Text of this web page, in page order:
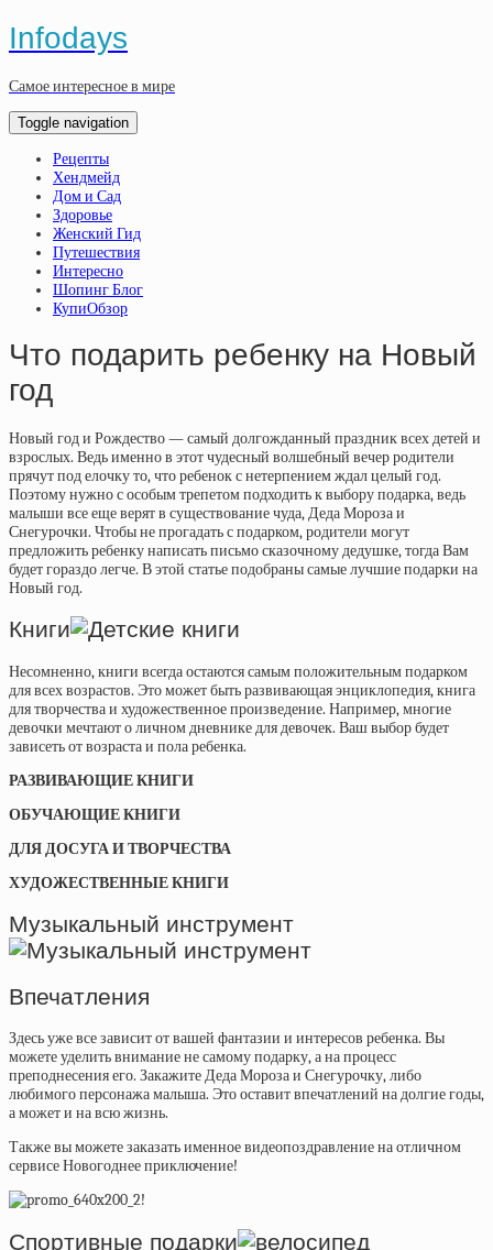
Infodays
Самое интересное в мире
Toggle navigation
Рецепты
Хендмейд
Дом и Сад
Здоровье
Женский Гид
Путешествия
Интересно
Шопинг Блог
КупиОбзор
Что подарить ребенку на Новый
год
Новый год и Рождество — самый долгожданный праздник всех детей и
взрослых. Ведь именно в этот чудесный волшебный вечер родители
прячут под елочку то, что ребенок с нетерпением ждал целый год.
Поэтому нужно с особым трепетом подходить к выбору подарка, ведь
малыши все еще верят в существование чуда, Деда Мороза и
Снегурочки. Чтобы не прогадать с подарком, родители могут
предложить ребенку написать письмо сказочному дедушке, тогда Вам
будет гораздо легче. В этой статье подобраны самые лучшие подарки на
Новый год.
Книги
Несомненно, книги всегда остаются самым положительным подарком
для всех возрастов. Это может быть развивающая энциклопедия, книга
для творчества и художественное произведение. Например, многие
девочки мечтают о личном дневнике для девочек. Ваш выбор будет
зависеть от возраста и пола ребенка.
РАЗВИВАЮЩИЕ КНИГИ
ОБУЧАЮЩИЕ КНИГИ
ДЛЯ ДОСУГА И ТВОРЧЕСТВА
ХУДОЖЕСТВЕННЫЕ КНИГИ
Музыкальный инструмент
Впечатления
Здесь уже все зависит от вашей фантазии и интересов ребенка. Вы
можете уделить внимание не самому подарку, а на процесс
преподнесения его. Закажите Деда Мороза и Снегурочку, либо
любимого персонажа малыша. Это оставит впечатлений на долгие годы,
а может и на всю жизнь.
Также вы можете заказать именное видеопоздравление на отличном
сервисеНовогоднее приключение!
!
Спортивные подарки